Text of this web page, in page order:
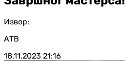
Извор:
АТВ
18.11.2023 21:16